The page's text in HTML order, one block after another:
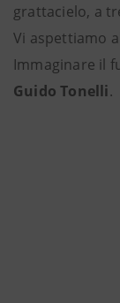
grattacielo, a
Vi aspettiamo
Immaginare il
Guido Tonelli.